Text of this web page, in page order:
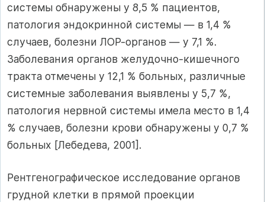
системы обнаружены у 8,5 % пациентов,
патология эндокринной системы — в 1,4 %
случаев, болезни ЛОР-органов — у 7,1 %.
Заболевания органов желудочно-кишечного
тракта отмечены у 12,1 % больных, различные
системные заболевания выявлены у 5,7 %,
патология нервной системы имела место в 1,4
% случаев, болезни крови обнаружены у 0,7 %
больных [Лебедева, 2001].
Рентгенографическое исследование органов
грудной клетки в прямой проекции